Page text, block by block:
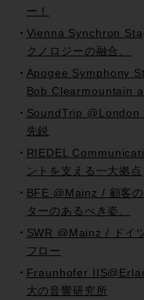
ー！
Vienna Synchron
クノロジーの融合。
Apogee Symphony
Bob Clearmountain
SoundTrip @London
先鋭
RIEDEL
ントを支える一大拠点
BFE @Mainz / 顧客
ターのあるべき姿。
SWR @Mainz / ドイ
フロー
Fraunhofer
大の音響研究所